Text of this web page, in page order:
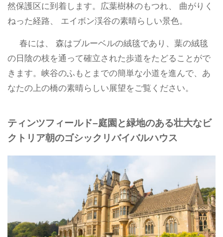
然保護区に到着します。広葉樹林のもつれ、 曲がりく
ねった経路、 エイボン渓谷の素晴らしい景色。
春には、 森はブルーベルの絨毯であり、葉の絨毯
の日陰の枝を通って確立された歩道をたどることがで
きます。峡谷のふもとまでの簡単な小道を進んで、あ
なたの上の橋の素晴らしい展望をご覧ください。
ティンツフィールド–庭園と緑地のある壮大なビ
クトリア朝のゴシックリバイバルハウス